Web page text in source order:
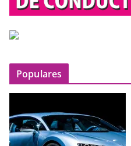
Populares